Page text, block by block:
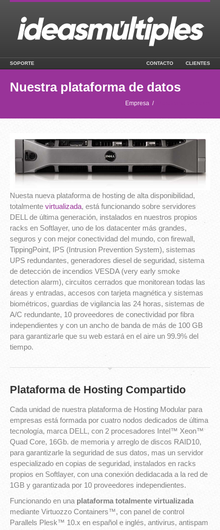
SOPORTE CONTACTO CLIENTES
Nuestra plataforma de datos
Empresa /
Nuesta nueva plataforma de hosting de alta disponibilidad,
totalmente virtualizada, está funcionando sobre servidores
DELL de última generación, instalados en nuestros propios
racks en Softlayer, uno de los datacenter más grandes,
seguros y con mejor conectividad del mundo, con firewall,
TippingPoint, IPS (Intrusion Prevention System), sistemas
UPS redundantes, generadores diesel de seguridad, sistema
de detección de incendios VESDA (very early smoke
detection alarm), circuitos cerrados que monitorean todas las
áreas y entradas, accesos con tarjeta magnética y sistemas
biométricos, guardias de vigilancia las 24 horas, sistemas de
A/C redundante, 10 proveedores de conectividad por fibra
independientes y con un ancho de banda de más de 100 GB
para garantizarle que su web estará en el aire un 99.9% del
tiempo.
Plataforma de Hosting Compartido
Cada unidad de nuestra plataforma de Hosting Modular para
empresas está formada por cuatro nodos dedicados de última
tecnología, marca DELL, con 2 procesadores Intel™ Xeon™
Quad Core, 16Gb. de memoria y arreglo de discos RAID10,
para garantizarle la seguridad de sus datos, mas un servidor
especializado en copias de seguridad, instalados en racks
propios en Softlayer, con una conexión dedidacada a la red de
1GB y garantizada por 10 proveedores independientes.
Funcionando en una plataforma totalmente virtualizada
mediante Virtuozzo Containers™, con panel de control
Parallels Plesk™ 10.x en español e inglés, antivirus, antispam